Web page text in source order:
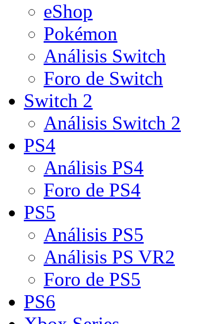
eShop
Pokémon
Análisis Switch
Foro de Switch
Switch 2
Análisis Switch 2
PS4
Análisis PS4
Foro de PS4
PS5
Análisis PS5
Análisis PS VR2
Foro de PS5
PS6